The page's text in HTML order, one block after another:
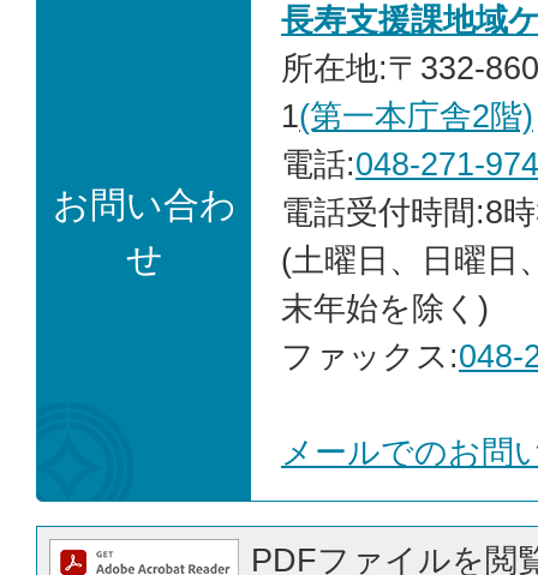
お問い合わ
せ
長寿支援課地域
所在地:〒332-
1(第一本庁舎2階)
電話:048-271-
電話受付時間:8
(土曜日、日曜日
末年始を除く)
ファックス:048-
メールでのお問
PDFファイルを閲